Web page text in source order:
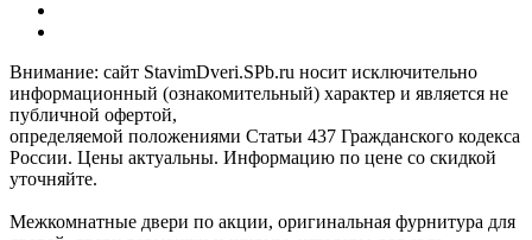
Внимание: сайт StavimDveri.SPb.ru носит исключительно
информационный (ознакомительный) характер и является не
публичной офертой,
определяемой положениями Статьи 437 Гражданского кодекса
России. Цены актуальны. Информацию по цене со скидкой
уточняйте.
Межкомнатные двери по акции, оригинальная фурнитура для